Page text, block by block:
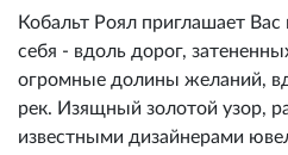
Кобальт Роял приглашает Вас
себя - вдоль дорог,
огромные долины желаний,
рек. Изящный золотой узор,
известными дизайнерами